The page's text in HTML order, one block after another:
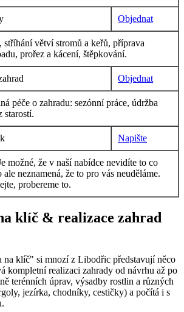
Objednat
stříhání větví stromů a keřů, příprava
prořez a kácení, štěpkování.
Objednat
péče o zahradu: sezónní práce, údržba
starostí.
Napište
možné, že v naší nabídce nevidíte to co
neznamená, že to pro vás neuděláme.
probereme to.
klíč & realizace zahrad
na klíč" si mnozí z Libodřic představují něco
kompletní realizaci zahrady od návrhu až po
terénních úprav, výsadby rostlin a různých
jezírka, chodníky, cestičky) a počítá i s